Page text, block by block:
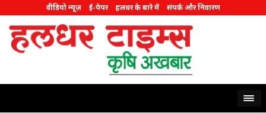
वीडियो न्यूज़ ई-पेपर हलधर के बारे में संपर्क और निवारण